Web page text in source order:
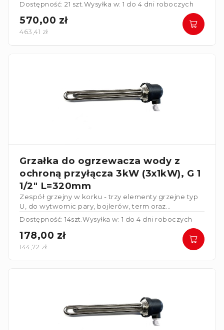
Dostępność: 21 szt.Wysyłka w: 1 do 4 dni roboczych
570,00 zł
463,41 zł
Grzałka do ogrzewacza wody z
ochroną przyłącza 3kW (3x1kW), G 1
1/2" L=320mm
Zespół grzejny w korku - trzy elementy grzejne typ
U, do wytwornic pary, bojlerów, term oraz
centralnego ogrzewania
z osłona przyłącza.
Dostępność: 14szt.Wysyłka w: 1 do 4 dni roboczych
178,00 zł
144,72 zł